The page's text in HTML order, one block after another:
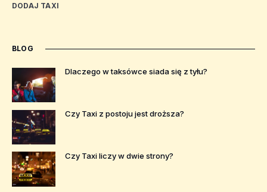
DODAJ TAXI
BLOG
Dlaczego w taksówce siada się z tyłu?
Czy Taxi z postoju jest droższa?
Czy Taxi liczy w dwie strony?